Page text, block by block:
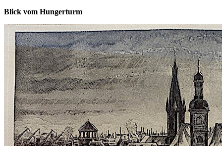
Blick vom Hungerturm